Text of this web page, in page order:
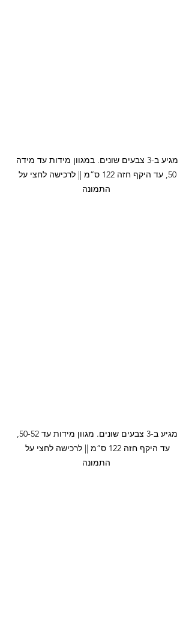
מגיע ב-3 צבעים שונים. במגוון מידות עד מידה
50, עד היקף חזה 122 ס”מ || לרכישה לחצי על
התמונה
מגיע ב-3 צבעים שונים. מגוון מידות עד 50-52,
עד היקף חזה 122 ס”מ || לרכישה לחצי על
התמונה